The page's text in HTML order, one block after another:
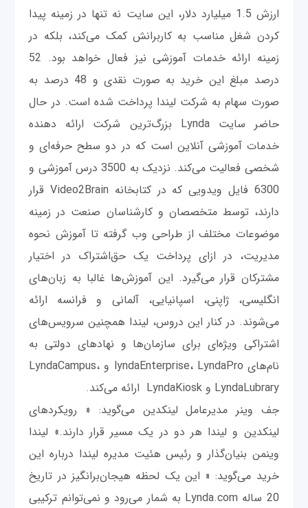
ارزش 1.5 میلیارد دلار، این سایت نه تنها در زمینه پیدا
کردن شغل مناسب به کاربرانش کمک می‌کند، بلکه در
زمینه ارائه خدمات آموزشی نیز فعال خواهد بود. 52
درصد مبلغ این خرید به صورت نقدی و 48 درصد به
صورت سهام به شرکت لیندا پرداخت شده است. در حال
حاضر سایت Lynda بزرگ‌ترین شرکت ارائه دهنده
خدمات آموزشی آنلاین است که در دو سطح حرفه‌ای و
شخصی فعالیت می‌کند. نزدیک به 3500 درس آموزشی و
6300 فایل ویدویی که در کتابخانه Video2Brain قرار
دارند، توسط متخصصان و کارشناسان صنعت در زمینه
موضوعات مختلف از طراحی وب گرفته تا آموزش نحوه
مدیریت، در ازای پرداخت یک حق‌اشتراک در اختیار
مشترکان قرار می‌گیرد. این آموزش‌ها غالبا به زبان‌های
انگلیسی، ژاپنی، اسپانیایی، آلمانی و فرانسه ارائه
می‌شوند. در کنار این دروس، لیندا همچنین سرویس‌های
اشتراکی ویژه‌ای برای سازمان‌ها و نهادهای دولتی به
نام‌های lyndaEnterprise، LyndaPro و LyndaCampus،
LyndaLubrary و LyndaKiosk ارائه می‌کند.
جف وینر مدیرعامل لینکدین می‌گوید: « رویکردهای
لینکدین و لیندا هر دو در یک مسیر قرار دارند.» لیندا
وینمن بنیان‌گذار و رئیس هئیت مدیره لیندا درباره این
خرید می‌گوید: « این یک لحظه هیجان‌برانگیز در تاریخ
20 ساله Lynda.com به شمار می‌رود و نمی‌توانم ترکیبی